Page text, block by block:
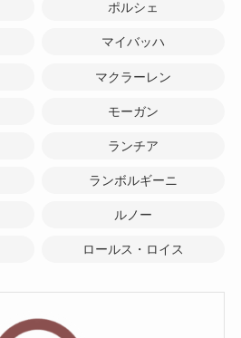
ポルシェ
マイバッハ
マクラーレン
モーガン
ランチア
ランボルギーニ
ルノー
ロールス・ロイス